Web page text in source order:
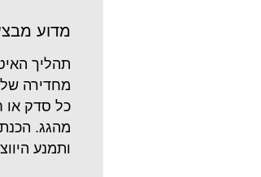
מדוע
תהליך
מחדירה
כל סדק או
מהגג.
ותמנע